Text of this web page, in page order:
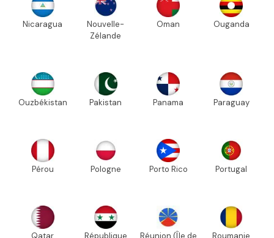
Nicaragua
Nouvelle-
Zélande
Oman Ouganda
Ouzbékistan Pakistan Panama Paraguay
Pérou Pologne Porto Rico Portugal
Qatar
République
Réunion (Île de
Roumanie